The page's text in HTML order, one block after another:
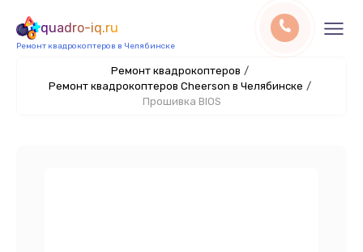
quadro-iq.ru
Ремонт квадрокоптеров в Челябинске
Ремонт квадрокоптеров /
Ремонт квадрокоптеров Cheerson в Челябинске /
Прошивка BIOS